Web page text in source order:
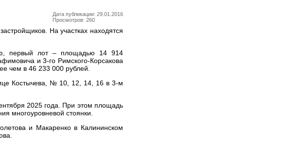
Дата публикации: 29.01.2016
Просмотров: 260
На участках находятся
первый лот – площадью 14 914
и 3-го Римского-Корсакова
чем в 46 233 000 рублей.
Костычева, № 10, 12, 14, 16 в 3-м
2025 года. При этом площадь
многоуровневой стоянки.
и Макаренко в Калининском